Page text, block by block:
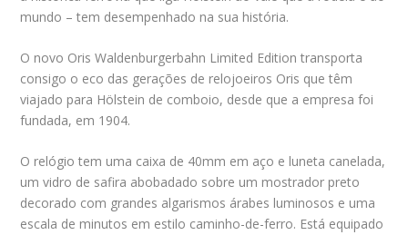
mundo – tem desempenhado na sua história.
O novo Oris Waldenburgerbahn Limited Edition transporta
consigo o eco das gerações de relojoeiros Oris que têm
viajado para Hölstein de comboio, desde que a empresa foi
fundada, em 1904.
O relógio tem uma caixa de 40mm em aço e luneta canelada,
um vidro de safira abobadado sobre um mostrador preto
decorado com grandes algarismos árabes luminosos e uma
escala de minutos em estilo caminho-de-ferro. Está equipado